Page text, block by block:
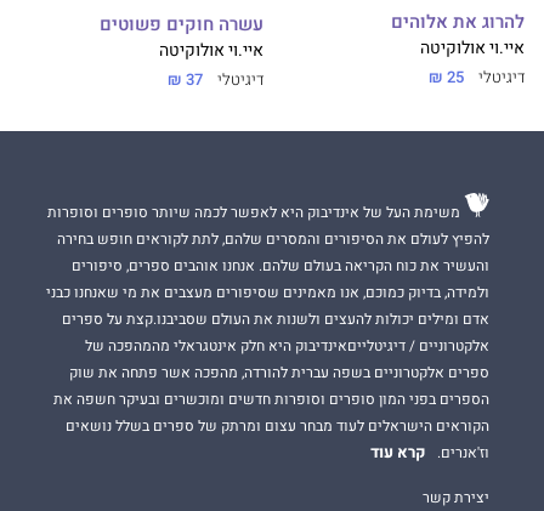
להרוג את אלוהים
איי.וי אולוקיטה
דיגיטלי 25 ₪
עשרה חוקים פשוטים
איי.וי אולוקיטה
דיגיטלי 37 ₪
משימת העל של אינדיבוק היא לאפשר לכמה שיותר סופרים וסופרות
להפיץ לעולם את הסיפורים והמסרים שלהם, לתת לקוראים חופש בחירה
והעשיר את כוח הקריאה בעולם שלהם. אנחנו אוהבים ספרים, סיפורים
ולמידה, בדיוק כמוכם, אנו מאמינים שסיפורים מעצבים את מי שאנחנו כבני
אדם ומילים יכולות להעצים ולשנות את העולם שסביבנו.קצת על ספרים
אלקטרוניים / דיגיטלייםאינדיבוק היא חלק אינטגראלי מהמהפכה של
ספרים אלקטרוניים בשפה עברית להורדה, מהפכה אשר פתחה את שוק
הספרים בפני המון סופרים וסופרות חדשים ומוכשרים ובעיקר חשפה את
הקוראים הישראלים לעוד מבחר עצום ומרתק של ספרים בשלל נושאים
וז'אנרים.
קרא עוד
יצירת קשר